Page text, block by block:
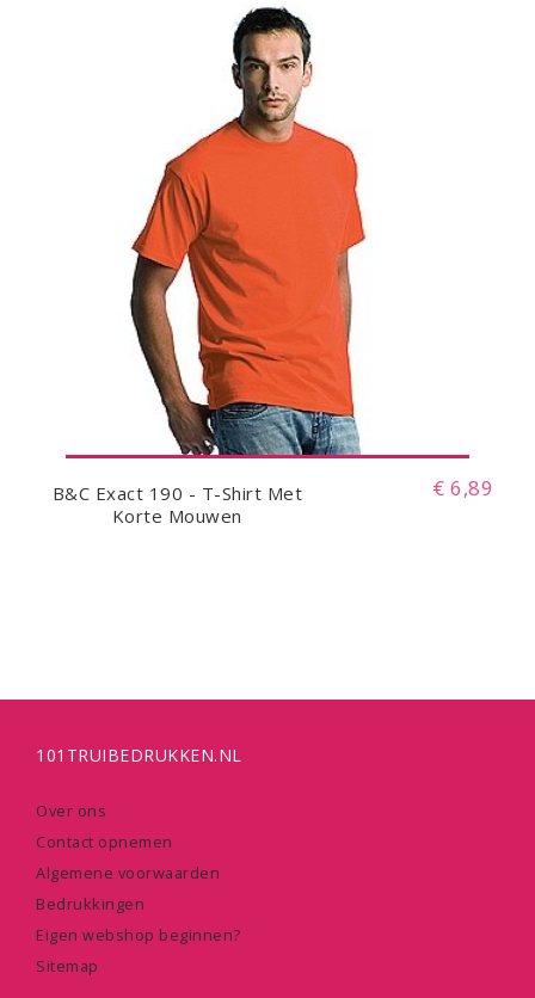
B&C Exact 190 - T-Shirt Met
Korte Mouwen
€ 6,89
101TRUIBEDRUKKEN.NL
Over ons
Contact opnemen
Algemene voorwaarden
Bedrukkingen
Eigen webshop beginnen?
Sitemap